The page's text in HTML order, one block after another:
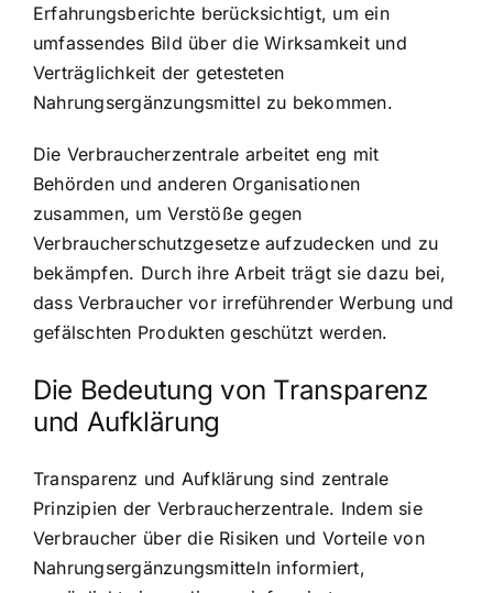
Erfahrungsberichte berücksichtigt, um ein
umfassendes Bild über die Wirksamkeit und
Verträglichkeit der getesteten
Nahrungsergänzungsmittel zu bekommen.
Die Verbraucherzentrale arbeitet eng mit
Behörden und anderen Organisationen
zusammen, um Verstöße gegen
Verbraucherschutzgesetze aufzudecken und zu
bekämpfen. Durch ihre Arbeit trägt sie dazu bei,
dass Verbraucher vor irreführender Werbung und
gefälschten Produkten geschützt werden.
Die Bedeutung von Transparenz
und Aufklärung
Transparenz und Aufklärung sind zentrale
Prinzipien der Verbraucherzentrale. Indem sie
Verbraucher über die Risiken und Vorteile von
Nahrungsergänzungsmitteln informiert,